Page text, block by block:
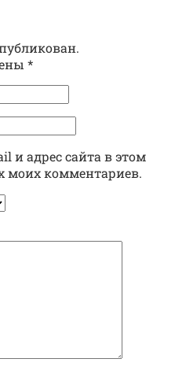
*
и адрес сайта в этом
моих комментариев.